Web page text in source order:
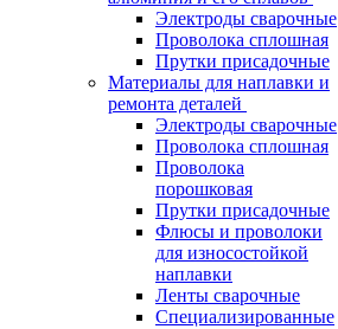
Электроды сварочные
Проволока сплошная
Прутки присадочные
Материалы для наплавки и
ремонта деталей
Электроды сварочные
Проволока сплошная
Проволока
порошковая
Прутки присадочные
Флюсы и проволоки
для износостойкой
наплавки
Ленты сварочные
Специализированные